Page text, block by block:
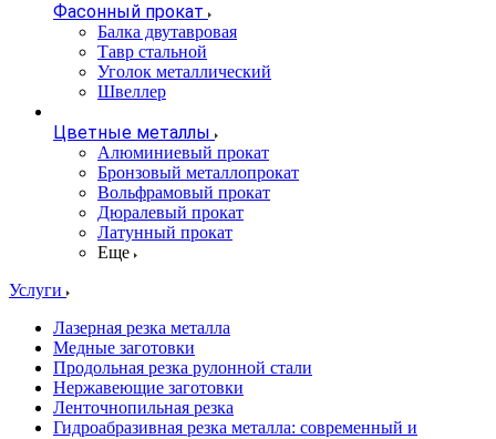
Фасонный прокат
Балка двутавровая
Тавр стальной
Уголок металлический
Швеллер
Цветные металлы
Алюминиевый прокат
Бронзовый металлопрокат
Вольфрамовый прокат
Дюралевый прокат
Латунный прокат
Еще
Услуги
Лазерная резка металла
Медные заготовки
Продольная резка рулонной стали
Нержавеющие заготовки
Ленточнопильная резка
Гидроабразивная резка металла: современный и